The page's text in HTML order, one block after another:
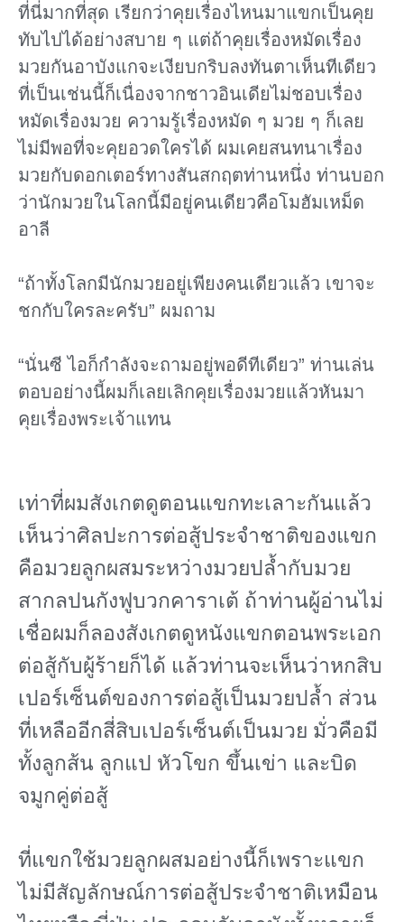
ที่นี่มากที่สุด เรียกว่าคุยเรื่องไหนมาแขกเป็นคุย
ทับไปได้อย่างสบาย ๆ แต่ถ้าคุยเรื่องหมัดเรื่อง
มวยกันอาบังแกจะเงียบกริบลงทันตาเห็นทีเดียว
ที่เป็นเช่นนี้ก็เนื่องจากชาวอินเดียไม่ชอบเรื่อง
หมัดเรื่องมวย ความรู้เรื่องหมัด ๆ มวย ๆ ก็เลย
ไม่มีพอที่จะคุยอวดใครได้ ผมเคยสนทนาเรื่อง
มวยกับดอกเตอร์ทางสันสกฤตท่านหนึ่ง ท่านบอก
ว่านักมวยในโลกนี้มีอยู่คนเดียวคือโมฮัมเหม็ด
อาลี
“ถ้าทั้งโลกมีนักมวยอยู่เพียงคนเดียวแล้ว เขาจะ
ชกกับใครละครับ” ผมถาม
“นั่นซี ไอก็กําลังจะถามอยู่พอดีทีเดียว” ท่านเล่น
ตอบอย่างนี้ผมก็เลยเลิกคุยเรื่องมวยแล้วหันมา
คุยเรื่องพระเจ้าแทน
เท่าที่ผมสังเกตดูตอนแขกทะเลาะกันแล้ว
เห็นว่าศิลปะการต่อสู้ประจําชาติของแขก
คือมวยลูกผสมระหว่างมวยปล้ำกับมวย
สากลปนกังฟูบวกคาราเต้ ถ้าท่านผู้อ่านไม่
เชื่อผมก็ลองสังเกตดูหนังแขกตอนพระเอก
ต่อสู้กับผู้ร้ายก็ได้ แล้วท่านจะเห็นว่าหกสิบ
เปอร์เซ็นต์ของการต่อสู้เป็นมวยปล้ำ ส่วน
ที่เหลืออีกสี่สิบเปอร์เซ็นต์เป็นมวย มั่วคือมี
ทั้งลูกส้น ลูกแป หัวโขก ขึ้นเข่า และบิด
จมูกคู่ต่อสู้
ที่แขกใช้มวยลูกผสมอย่างนี้ก็เพราะแขก
ไม่มีสัญลักษณ์การต่อสู้ประจําชาติเหมือน